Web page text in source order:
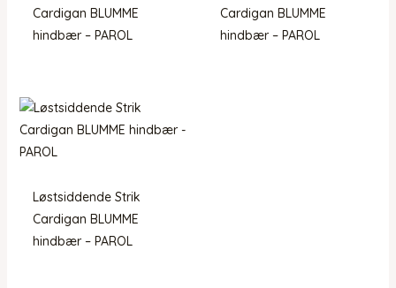
Cardigan BLUMME
hindbær – PAROL
Cardigan BLUMME
hindbær – PAROL
Løstsiddende Strik
Cardigan BLUMME
hindbær – PAROL